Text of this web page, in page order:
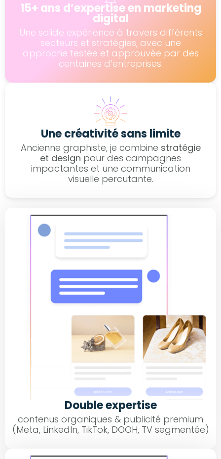
15+ ans d’expertise en marketing
digital
Une solide expérience à travers différents
secteurs et stratégies, avec une
approche testée et approuvée par des
centaines d’entreprises.
Une créativité sans limite
Ancienne graphiste, je combine stratégie
et design pour des campagnes
impactantes et une communication
visuelle percutante.
Double expertise
contenus organiques & publicité premium
(Meta, LinkedIn, TikTok, DOOH, TV segmentée)